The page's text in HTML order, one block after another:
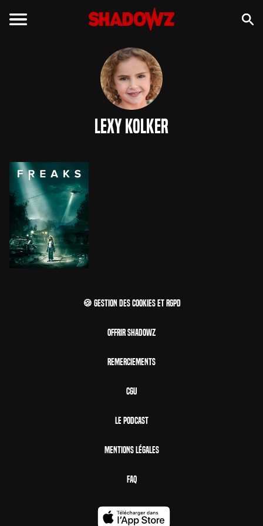
Lexy Kolker
🍪 Gestion des cookies et RGPD
Offrir Shadowz
Remerciements
CGU
Le Podcast
Mentions Légales
FAQ